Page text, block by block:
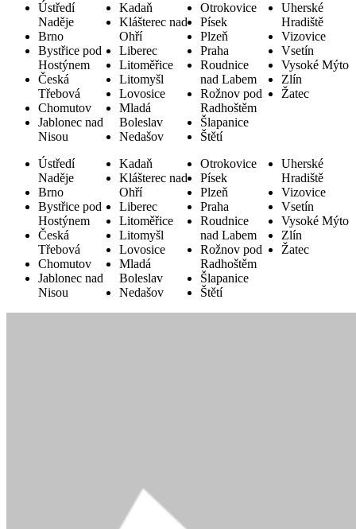
Ústředí
Naděje
Brno
Bystřice pod
Hostýnem
Česká
Třebová
Chomutov
Jablonec nad
Nisou
Kadaň
Klášterec nad
Ohří
Liberec
Litoměřice
Litomyšl
Lovosice
Mladá
Boleslav
Nedašov
Otrokovice
Písek
Plzeň
Praha
Roudnice
nad Labem
Rožnov pod
Radhoštěm
Šlapanice
Štětí
Uherské
Hradiště
Vizovice
Vsetín
Vysoké Mýto
Zlín
Žatec
Ústředí
Naděje
Brno
Bystřice pod
Hostýnem
Česká
Třebová
Chomutov
Jablonec nad
Nisou
Kadaň
Klášterec nad
Ohří
Liberec
Litoměřice
Litomyšl
Lovosice
Mladá
Boleslav
Nedašov
Otrokovice
Písek
Plzeň
Praha
Roudnice
nad Labem
Rožnov pod
Radhoštěm
Šlapanice
Štětí
Uherské
Hradiště
Vizovice
Vsetín
Vysoké Mýto
Zlín
Žatec